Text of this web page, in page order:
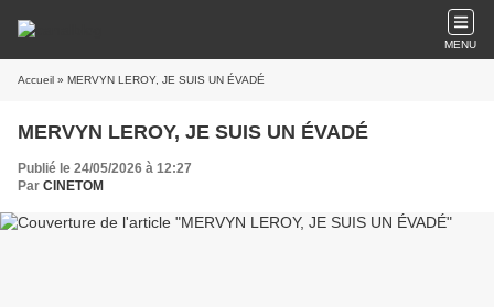
MENU
Accueil » MERVYN LEROY, JE SUIS UN ÉVADÉ
MERVYN LEROY, JE SUIS UN ÉVADÉ
Publié le 24/05/2026 à 12:27
Par CINETOM